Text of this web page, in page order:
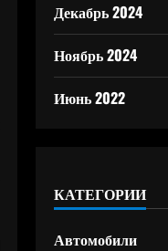
Декабрь 2024
Ноябрь 2024
Июнь 2022
КАТЕГОРИИ
Автомобили